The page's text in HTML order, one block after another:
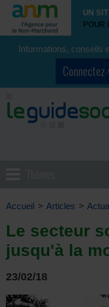
UN
POUR
Informations, conseils
Accueil > Articles >
Le secteur
jusqu'à la
23/02/18